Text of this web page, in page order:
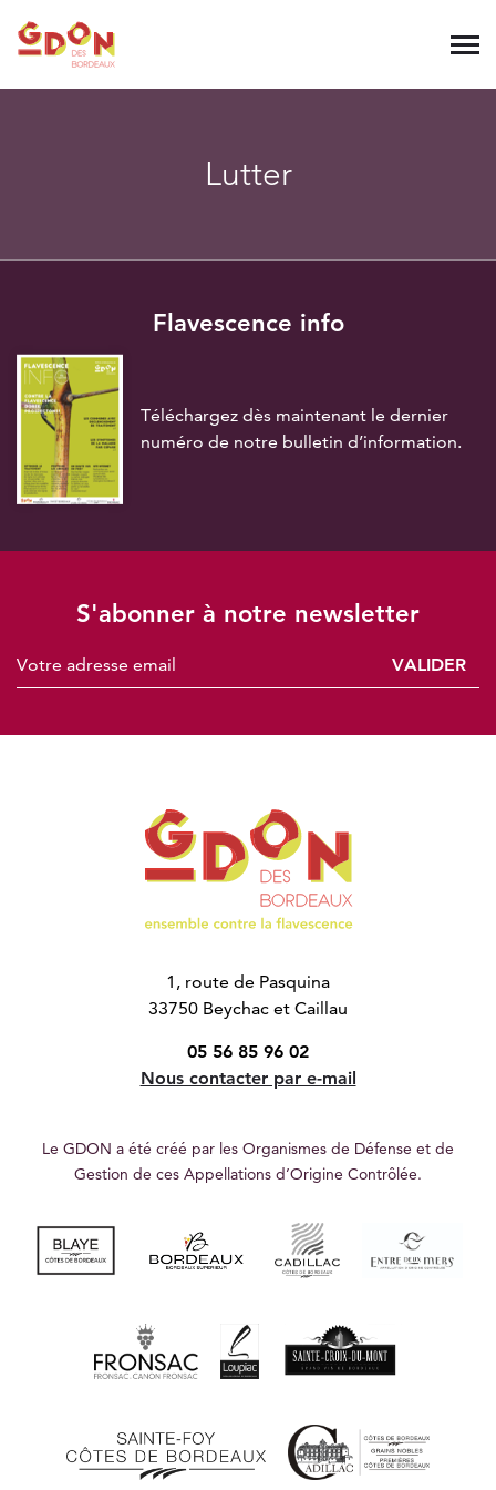
Lutter
Flavescence info
Téléchargez dès maintenant le dernier
numéro de notre bulletin d’information.
S'abonner à notre newsletter
VALIDER
1, route de Pasquina
33750 Beychac et Caillau
05 56 85 96 02
Nous contacter par e-mail
Le GDON a été créé par les Organismes de Défense et de
Gestion de ces Appellations d’Origine Contrôlée.